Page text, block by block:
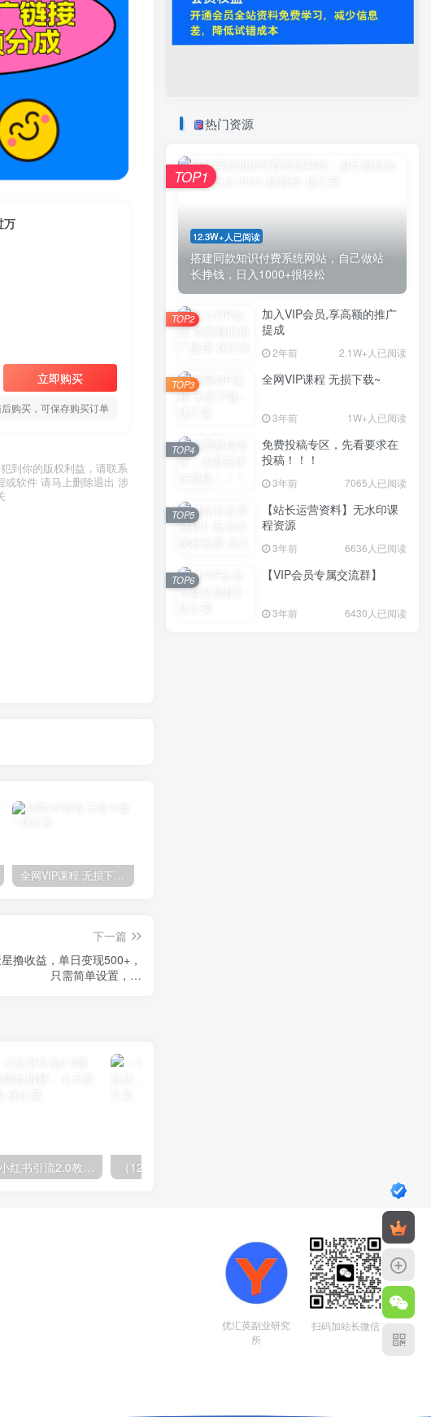
万
立即购买
购买，可保存购买订单
到你的版权利益，请联系
或软件 请马上删除退出 涉
全网VIP课程 无损下载~
下一篇
撸收益，单日变现500+，
只需简单设置，…
热门资源
12.3W+人已阅读
搭建同款知识付费系统网站，自己做站
长挣钱，日入1000+很轻松
TOP1
加入VIP会员,享高额的推广
提成
2年前 2.1W+人已阅读
TOP2
全网VIP课程 无损下载~
3年前 1W+人已阅读
TOP3
免费投稿专区，先看要求在
投稿！！！
3年前 7065人已阅读
TOP4
【站长运营资料】无水印课
程资源
3年前 6636人已阅读
TOP5
【VIP会员专属交流群】
3年前 6430人已阅读
TOP6
优汇英副业研究
所
扫码加站长微信